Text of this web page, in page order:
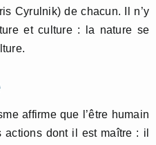
Cyrulnik) de chacun. Il n’y
et culture : la nature se
affirme que l’être humain
dont il est maître : il